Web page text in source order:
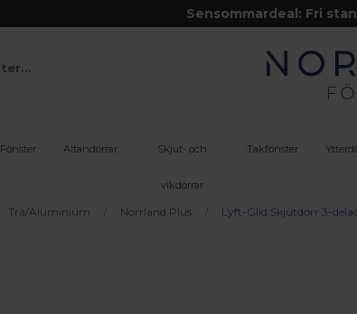
Sensommardeal: Fri
Fönster Altandörrar Skjut- och
vikdörrar
Takfönster
Trä/Aluminium Norrland Plus Lyft-Glid Skjutdörr 3-